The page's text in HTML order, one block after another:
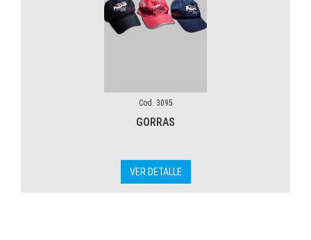
Cod. 3095
GORRAS
VER DETALLE